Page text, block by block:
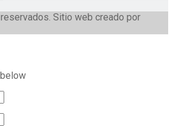
Sitio web creado por